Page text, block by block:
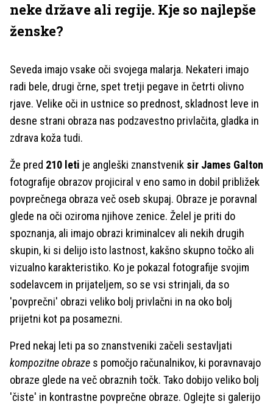
neke države ali regije. Kje so najlepše
ženske?
Seveda imajo vsake oči svojega malarja. Nekateri imajo
radi bele, drugi črne, spet tretji pegave in četrti olivno
rjave. Velike oči in ustnice so prednost, skladnost leve in
desne strani obraza nas podzavestno privlačita, gladka in
zdrava koža tudi.
Že pred 210 leti je angleški znanstvenik sir James Galton
fotografije obrazov projiciral v eno samo in dobil približek
povprečnega obraza več oseb skupaj. Obraze je poravnal
glede na oči oziroma njihove zenice. Želel je priti do
spoznanja, ali imajo obrazi kriminalcev ali nekih drugih
skupin, ki si delijo isto lastnost, kakšno skupno točko ali
vizualno karakteristiko. Ko je pokazal fotografije svojim
sodelavcem in prijateljem, so se vsi strinjali, da so
'povprečni' obrazi veliko bolj privlačni in na oko bolj
prijetni kot pa posamezni.
Pred nekaj leti pa so znanstveniki začeli sestavljati
kompozitne obraze s pomočjo računalnikov, ki poravnavajo
obraze glede na več obraznih točk. Tako dobijo veliko bolj
'čiste' in kontrastne povprečne obraze. Oglejte si galerijo